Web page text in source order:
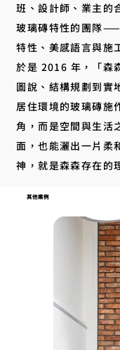
班、設計師、業主的
玻璃磚特性的團隊
特性、美感語言與施
於是 2016 年，「森
圖說、結構規劃到實
居住環境的玻璃磚施
角，而是空間與生活
面，也能灑出一片柔
神，就是森森存在的
其他案例